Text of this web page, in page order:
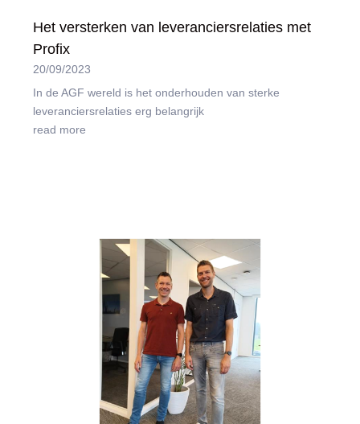
Het versterken van leveranciersrelaties met
Profix
20/09/2023
In de AGF wereld is het onderhouden van sterke
leveranciersrelaties erg belangrijk
read more